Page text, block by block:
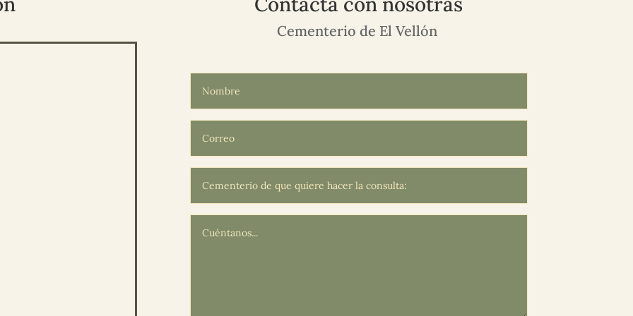
Cementerio de El Vellón